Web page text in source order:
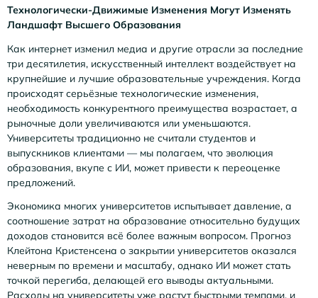
Технологически-Движимые Изменения Могут Изменять
Ландшафт Высшего Образования
Как интернет изменил медиа и другие отрасли за последние
три десятилетия, искусственный интеллект воздействует на
крупнейшие и лучшие образовательные учреждения. Когда
происходят серьёзные технологические изменения,
необходимость конкурентного преимущества возрастает, а
рыночные доли увеличиваются или уменьшаются.
Университеты традиционно не считали студентов и
выпускников клиентами — мы полагаем, что эволюция
образования, вкупе с ИИ, может привести к переоценке
предложений.
Экономика многих университетов испытывает давление, а
соотношение затрат на образование относительно будущих
доходов становится всё более важным вопросом. Прогноз
Клейтона Кристенсена о закрытии университетов оказался
неверным по времени и масштабу, однако ИИ может стать
точкой перегиба, делающей его выводы актуальными.
Расходы на университеты уже растут быстрыми темпами, и